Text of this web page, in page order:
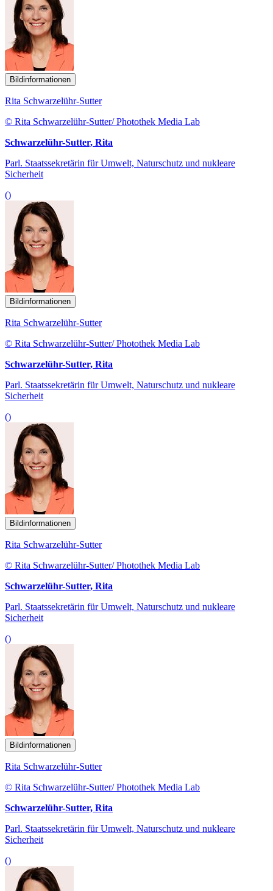
Bildinformationen
Rita Schwarzelühr-Sutter
© Rita Schwarzelühr-Sutter/ Photothek Media Lab
Schwarzelühr-Sutter, Rita
Parl. Staatssekretärin für Umwelt, Naturschutz und nukleare
Sicherheit
()
Bildinformationen
Rita Schwarzelühr-Sutter
© Rita Schwarzelühr-Sutter/ Photothek Media Lab
Schwarzelühr-Sutter, Rita
Parl. Staatssekretärin für Umwelt, Naturschutz und nukleare
Sicherheit
()
Bildinformationen
Rita Schwarzelühr-Sutter
© Rita Schwarzelühr-Sutter/ Photothek Media Lab
Schwarzelühr-Sutter, Rita
Parl. Staatssekretärin für Umwelt, Naturschutz und nukleare
Sicherheit
()
Bildinformationen
Rita Schwarzelühr-Sutter
© Rita Schwarzelühr-Sutter/ Photothek Media Lab
Schwarzelühr-Sutter, Rita
Parl. Staatssekretärin für Umwelt, Naturschutz und nukleare
Sicherheit
()